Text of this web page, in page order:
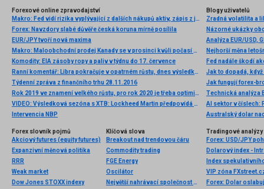
Forexové online zpravodajství
Makro: Fed vidí rizika vyplývající z dalších nákupů aktiv, zápis z jednání
Forex: Navzdory slabé důvěře česká koruna mírně posílila
EUR/JPY tvoří nová maxima
Makro: Maloobchodní prodej Kanady se v prosinci kvůli počasí propadl o 1,8pct
Komodity: EIA zásoby ropy a paliv v týdnu do 17. července
Ranní komentář: Libra pokračuje v opatrném růstu, dnes výsledky z britského trhu práce
Týdenní zpráva z finančního trhu 28.11.2016
Rok 2019 ve znamení velkého růstu, pro rok 2020 je třeba optimismus tlumit
VIDEO: Výsledková sezóna s XTB: Lockheed Martin předpovídá vyšší tržby, vrací akcionářům miliardy USD
Intervencia NBP
Blogy uživatelů
Zradná volatilita a
Názorné ukázky
Nejhorší měna
Fed nadále škodí
Jak to dopadá,
Jak fungují forex-
AI sektor v číslech:
Australský dolar
Forex slovník pojmů
Akciový futures (equity futures)
Expanzivní měnová politika
RRR
Weak market
Dow Jones STOXX indexy
Klíčová slova
Breakout nad trendovou čáru
Commodity trading
FGE Energy
Oscilátor
Největší nahrávací společnost na světě
Tradingové analýzy
Forex: USD/JPY
Dolarový index -
Index